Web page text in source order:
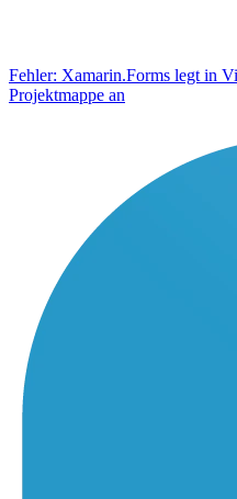
Fehler: Xamarin.Forms legt in
Projektmappe an